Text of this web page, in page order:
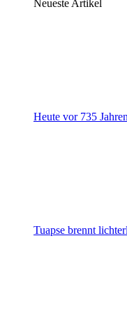
Neueste Artikel
Heute vor 735
Tuapse brennt